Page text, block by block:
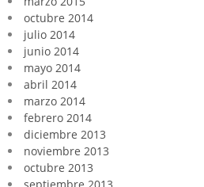
octubre 2014
julio 2014
junio 2014
mayo 2014
abril 2014
marzo 2014
febrero 2014
diciembre 2013
noviembre 2013
octubre 2013